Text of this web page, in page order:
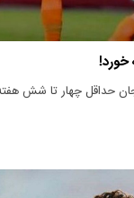
حداقل چهار تا شش هفته